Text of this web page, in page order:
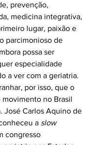
prevenção,
medicina integrativa,
lugar, paixão e
parcimonioso de
possa ser
especialidade
a ver com a geriatria.
por isso, que o
movimento no Brasil
José Carlos Aquino de
a slow
congresso